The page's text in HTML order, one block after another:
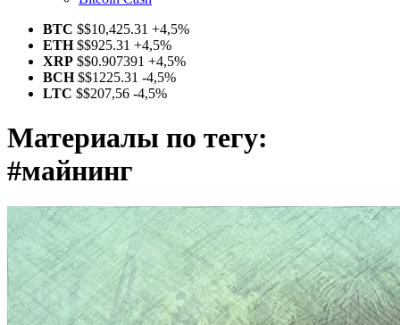
BTC $$10,425.31 +4,5%
ETH$$925.31 +4,5%
XRP $$0.907391 +4,5%
BCH$$1225.31 -4,5%
LTC $$207,56 -4,5%
Материалы по тегу:
#майнинг